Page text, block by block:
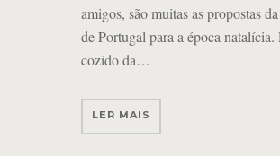
amigos, são muitas as propostas
de Portugal para a época
cozido da
LER MAIS